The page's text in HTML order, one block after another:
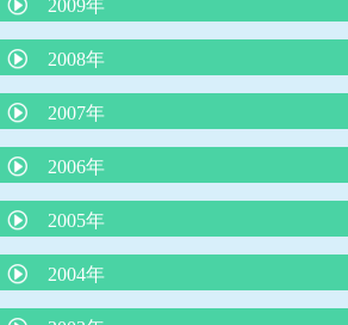
「子どもののほめ方、叱り方」
重症なアレルギー性鼻炎とレーザー治療
「重症なアレルギー性鼻炎とレーザー治
食物アレルギーと離乳食
牛乳と便秘
赤ちゃんの抜け毛
「赤ちゃんの涙目、めやに」について
抱きぐせは悪くない
卒乳と抱擁
「心雑音」について
夏に流行る「ヤケド虫」
３歳までの子育てに大切なこと その２
おたふく風邪と難聴
B型肝炎予防ワクチンを受けましょう！
B型肝炎ワクチンを受けましょう！その２
妊娠と知らずに麻疹風疹混合ワクチンや
場合
ヒトメタニューモウイルス感染症について
タバコはPM2.5の塊だ
夏に流行るエンテロウイルス感染症
腸管出血性大腸菌について
母乳育児の素晴らしさ
低カルシウムをひき起こす食品
夏に流行る病気について
ロタウイルス胃腸炎にご注意を！
RSウイルス感染症について
2009年
インフルエンザの重篤な合併症
夏に流行るエンテロウイルス感染症につ
平和のいのり
長く続く咳
カゼに副鼻腔炎はつきもの
2008年
子どものじんましん
子どもの諸症状の考え方と対処について
起立性調節障害：ODについて
虫さされ
子どものおちんちんや肛門付近の病気
2007年
ノロウイルスの猛威
喘息予防の最前線
子どものおっぱいの話
うんちの色の話
傷は消毒しないで！
2006年
冬場に流行る要注意な病気
臍まわりは身長の半分以下が命を守る
脚気にご用心
2005年
臍ヘルニアは放っておけない
病気のときのお風呂
2004年
耳のそうじ